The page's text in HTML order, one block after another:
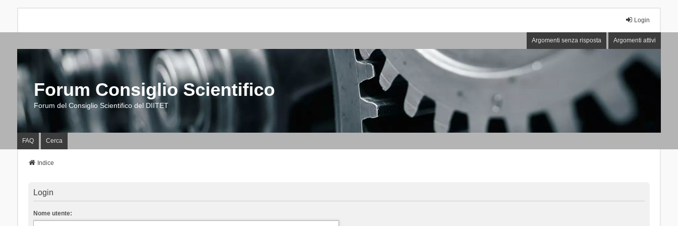
Login
Argomenti senza risposta Argomenti attivi
Forum Consiglio Scientifico
Forum del Consiglio Scientifico del DIITET
FAQ Cerca
Indice
Login
Nome utente: